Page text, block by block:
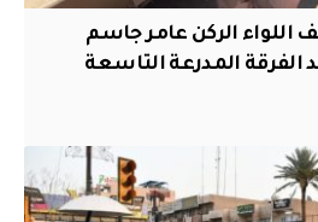
اللواء الركن عامر جاسم
المدرعة التاسعة